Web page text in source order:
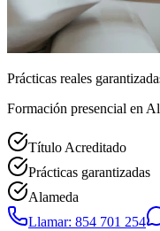
Prácticas reales
Formación presencial en
Título Acreditado
Prácticas garantizadas
Alameda
Llamar: 854 701 254